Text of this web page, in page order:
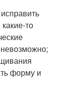
то
форму и